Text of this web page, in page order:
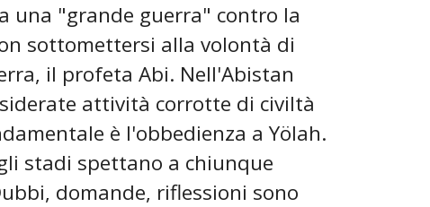
una "grande guerra" contro la
sottomettersi alla volontà di
il profeta Abi. Nell'Abistan
attività corrotte di civiltà
è l'obbedienza a Yölah.
stadi spettano a chiunque
domande, riflessioni sono